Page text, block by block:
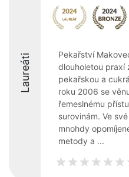
Laureáti
Pekařství
dlouholetou praxí
pekařskou a
roku 2006 se
řemeslnému
surovinám. Ve
mnohdy
metody a ...